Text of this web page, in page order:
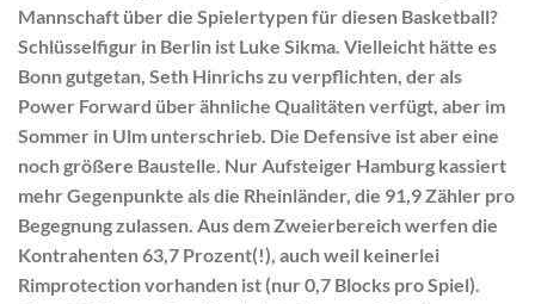
Mannschaft über die Spielertypen für diesen Basketball?
Schlüsselfigur in Berlin ist Luke Sikma. Vielleicht hätte es
Bonn gutgetan, Seth Hinrichs zu verpflichten, der als
Power Forward über ähnliche Qualitäten verfügt, aber im
Sommer in Ulm unterschrieb. Die Defensive ist aber eine
noch größere Baustelle. Nur Aufsteiger Hamburg kassiert
mehr Gegenpunkte als die Rheinländer, die 91,9 Zähler pro
Begegnung zulassen. Aus dem Zweierbereich werfen die
Kontrahenten 63,7 Prozent(!), auch weil keinerlei
Rimprotection vorhanden ist (nur 0,7 Blocks pro Spiel).